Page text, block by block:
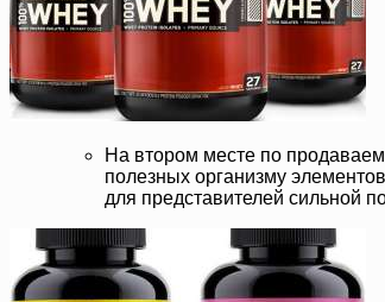
На втором месте по
полезных организму
для представителей сильной